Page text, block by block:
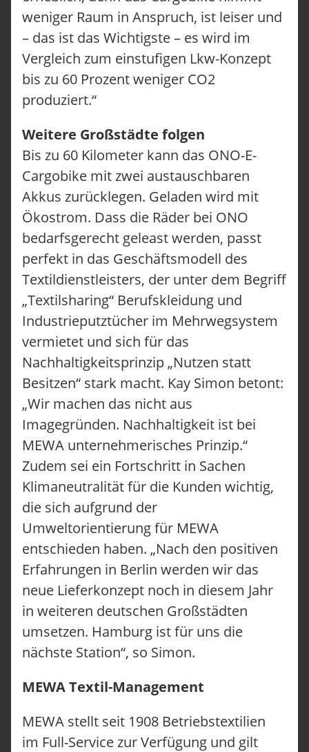
ÜBER ONOMOTION
NEWS & EVENTS
KONTAKT
ANFRAGEN
JOBS
weniger Raum in Anspruch, ist leiser und
– das ist das Wichtigste – es wird im
Vergleich zum einstufigen Lkw-Konzept
bis zu 60 Prozent weniger CO2
produziert.“
Weitere Großstädte folgen
Bis zu 60 Kilometer kann das ONO-E-
Cargobike mit zwei austauschbaren
Akkus zurücklegen. Geladen wird mit
Ökostrom. Dass die Räder bei ONO
bedarfsgerecht geleast werden, passt
perfekt in das Geschäftsmodell des
Textildienstleisters, der unter dem Begriff
„Textilsharing“ Berufskleidung und
Industrieputztücher im Mehrwegsystem
vermietet und sich für das
Nachhaltigkeitsprinzip „Nutzen statt
Besitzen“ stark macht. Kay Simon betont:
„Wir machen das nicht aus
Imagegründen. Nachhaltigkeit ist bei
MEWA unternehmerisches Prinzip.“
Zudem sei ein Fortschritt in Sachen
Klimaneutralität für die Kunden wichtig,
die sich aufgrund der
Umweltorientierung für MEWA
entschieden haben. „Nach den positiven
Erfahrungen in Berlin werden wir das
neue Lieferkonzept noch in diesem Jahr
in weiteren deutschen Großstädten
umsetzen. Hamburg ist für uns die
nächste Station“, so Simon.
MEWA Textil-Management
MEWA stellt seit 1908 Betriebstextilien
im Full-Service zur Verfügung und gilt